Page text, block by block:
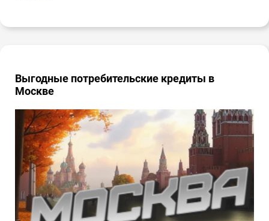
Выгодные потребительские кредиты в
Москве